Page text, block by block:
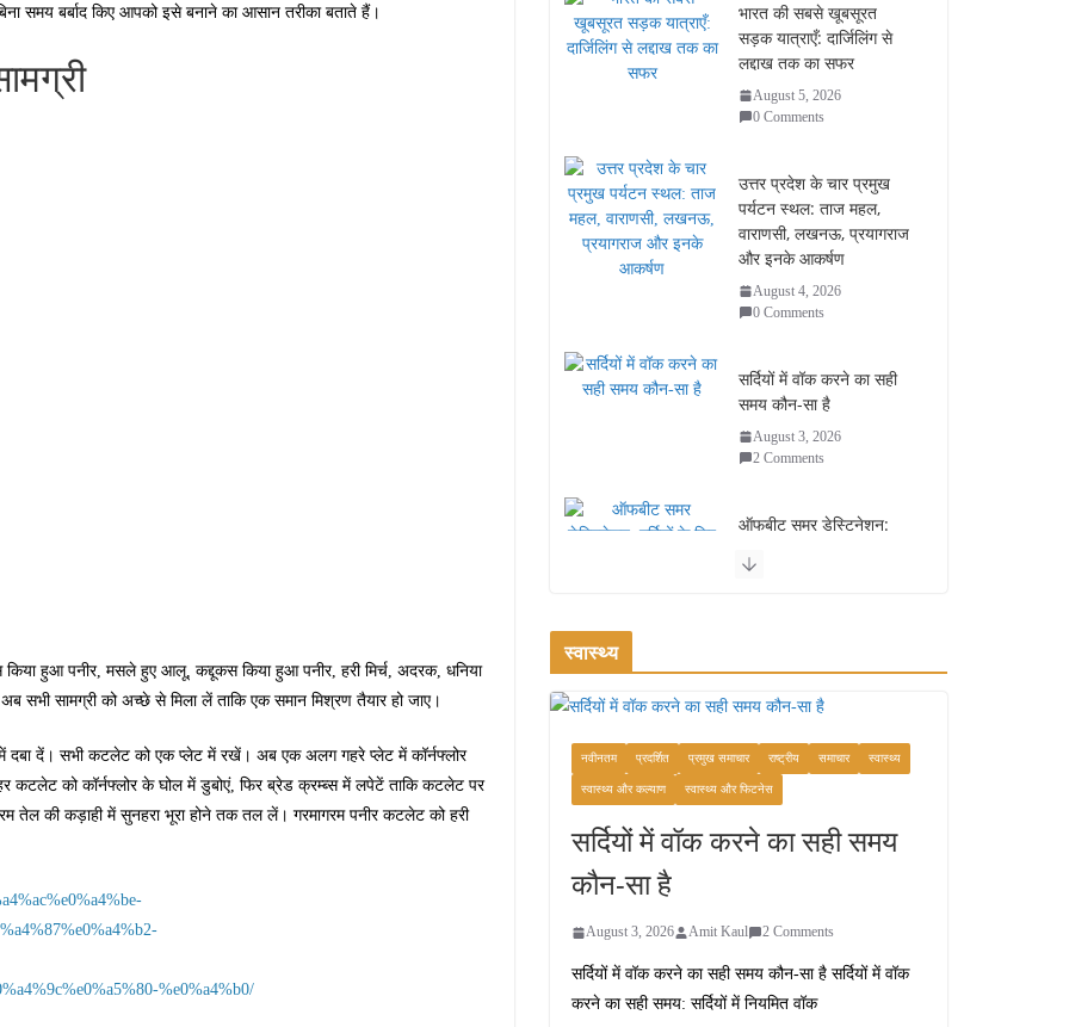
समय बर्बाद किए आपको इसे बनाने का आसान तरीका बताते हैं।
हुआ पनीर, मसले हुए आलू, कद्दूकस किया हुआ पनीर, हरी मिर्च, अदरक, धनिया
सभी सामग्री को अच्छे से मिला लें ताकि एक समान मिश्रण तैयार हो जाए।
दबा दें। सभी कटलेट को एक प्लेट में रखें। अब एक अलग गहरे प्लेट में कॉर्नफ्लोर
कटलेट को कॉर्नफ्लोर के घोल में डुबोएं, फिर ब्रेड क्रम्ब्स में लपेटें ताकि कटलेट पर
तेल की कड़ाही में सुनहरा भूरा होने तक तल लें। गरमागरम पनीर कटलेट को हरी
%e0%a4%b0/
भारत की सबसे खूबसूरत
सड़क यात्राएँ: दार्जिलिंग से
लद्दाख तक का सफर
August 5, 2026
0 Comments
उत्तर प्रदेश के चार प्रमुख
पर्यटन स्थल: ताज महल,
वाराणसी, लखनऊ, प्रयागराज
और इनके आकर्षण
August 4, 2026
0 Comments
सर्दियों में वॉक करने का सही
समय कौन-सा है
August 3, 2026
2 Comments
ऑफबीट समर डेस्टिनेशन:
जगहें – भीड़ से दूर छुट्टियां
कश्मीर यात्रा गाइड:
प्राकृतिक सुंदरता और
स्वादिष्ट भोजन का अनूठा संगम
August 1, 2026
1 Comment
16 ज़रूरी कीबोर्ड शॉर्टकट्स
स्वास्थ्य
नवीनतम प्रदर्शित प्रमुख समाचार राष्ट्रीय समाचार स्वास्थ्य
स्वास्थ्य और कल्याण स्वास्थ्य और फिटनेस
सर्दियों में वॉक करने का सही समय
कौन-सा है
August 3, 2026 Amit Kaul 2 Comments
सर्दियों में वॉक करने का सही समय कौन-सा है सर्दियों में वॉक
करने का सही समय: सर्दियों में नियमित वॉक